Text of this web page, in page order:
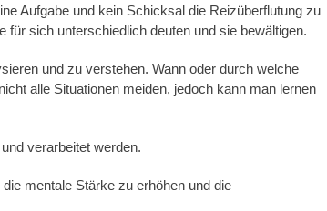
Aufgabe und kein Schicksal die Reizüberflutung zu
sich unterschiedlich deuten und sie bewältigen.
und zu verstehen. Wann oder durch welche
alle Situationen meiden, jedoch kann man lernen
verarbeitet werden.
mentale Stärke zu erhöhen und die